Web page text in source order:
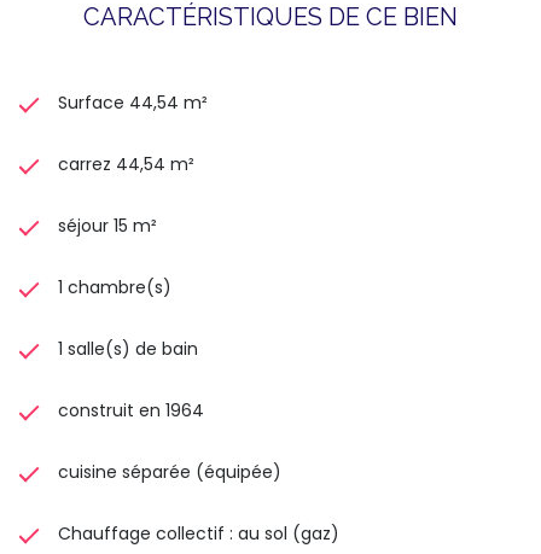
CARACTÉRISTIQUES DE CE BIEN
Surface 44,54 m²
carrez 44,54 m²
séjour 15 m²
1 chambre(s)
1 salle(s) de bain
construit en 1964
cuisine séparée (équipée)
Chauffage collectif : au sol (gaz)